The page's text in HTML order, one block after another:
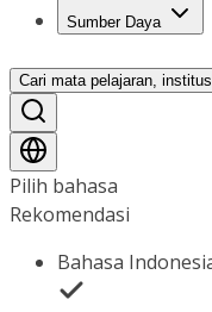
Sumber Daya
Cari mata pelajaran,
Pilih bahasa
Rekomendasi
Bahasa